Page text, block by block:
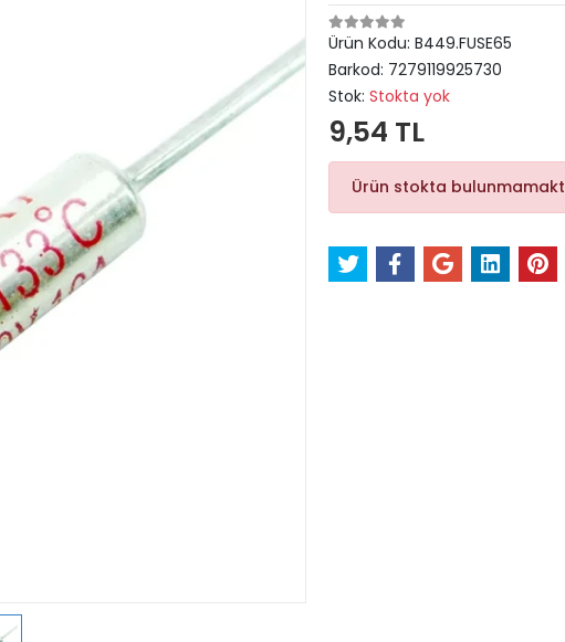
Ürün Kodu: B449.FUSE65
Barkod: 7279119925730
Stok: Stokta yok
9,54 TL
Ürün stokta